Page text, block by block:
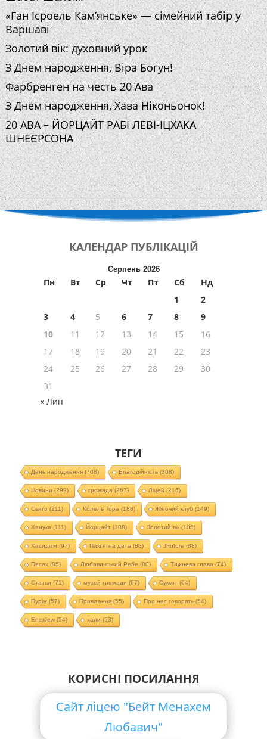
«Ган Ісроель Кам’янське» — сімейний табір у
Варшаві
Золотий вік: духовний урок
З Днем народження, Віра Богун!
Фарбренген на честь 20 Ава
З Днем народження, Хава Ніконьонок!
20 АВА – ЙОРЦАЙТ РАБІ ЛЕВІ-ІЦХАКА
ШНЕЄРСОНА
КАЛЕНДАР ПУБЛІКАЦІЙ
Серпень 2026
Пн Вт Ср Чт Пт Сб
Нд
1
2
3
4 5 6 7 8
9
10
11 12 13 14 15
16
17
18 19 20 21 22
23
24
25 26 27 28 29
30
31
« Лип
ТЕГИ
День народження(708) Благодійність (308)
Новини (299) громада (267) Ліцей (216)
Свято (211) Колель Тора (188) Жіночий клуб (149)
Ханука (111) Йорцайт (108) Золотий вік(105)
Хасидізм (97) Пам'ятна дата (88) JFuture (88)
Песах(85) Любавичський Ребе (80) Тижнева глава (74)
Статьи (71) музей громади (67) Суккот (64)
Пурім (57) Привітання(55) Про нас говорять (54)
EnerJew(54) хали (53)
КОРИСНІ ПОСИЛАННЯ
Сайт ліцею "Бейт Менахем
Любавич"